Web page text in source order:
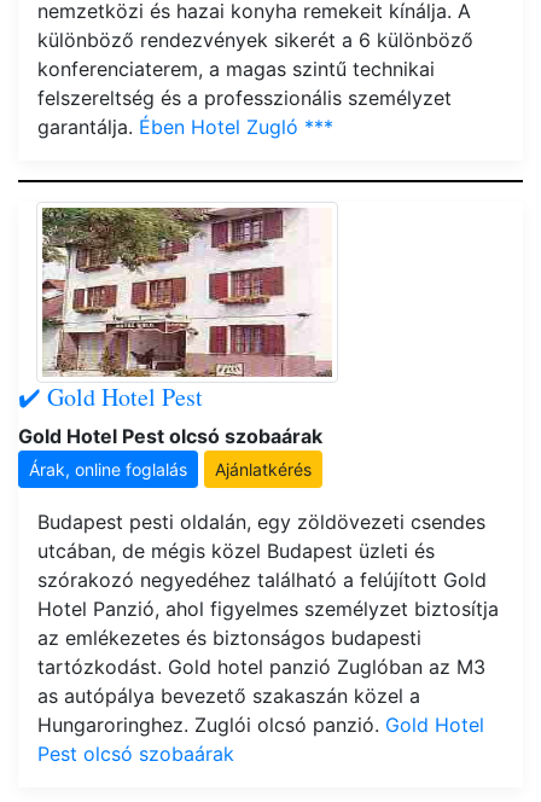
nemzetközi és hazai konyha remekeit kínálja. A
különböző rendezvények sikerét a 6 különböző
konferenciaterem, a magas szintű technikai
felszereltség és a professzionális személyzet
garantálja. Ében Hotel Zugló ***
✔️ Gold Hotel Pest
Gold Hotel Pest olcsó szobaárak
Árak, online foglalás Ajánlatkérés
Budapest pesti oldalán, egy zöldövezeti csendes
utcában, de mégis közel Budapest üzleti és
szórakozó negyedéhez található a felújított Gold
Hotel Panzió, ahol figyelmes személyzet biztosítja
az emlékezetes és biztonságos budapesti
tartózkodást. Gold hotel panzió Zuglóban az M3
as autópálya bevezető szakaszán közel a
Hungaroringhez. Zuglói olcsó panzió. Gold Hotel
Pest olcsó szobaárak